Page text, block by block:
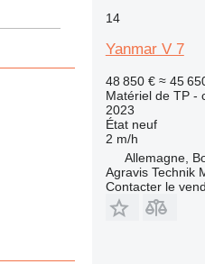
14
Yanmar V 7
48 850 € ≈ 45
Matériel de TP -
2023
Étatneuf
2 m/h
Allemagne,
Agravis Technik
Contacter le